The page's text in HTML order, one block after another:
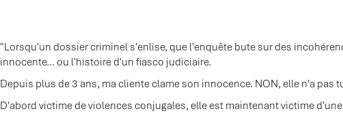
"Lorsqu'un dossier criminel s'enlise, que l'enquête bute sur des
innocente... ou l'histoire d'un fiasco judiciaire.
Depuis plus de 3 ans, ma cliente clame son innocence. NON, elle n'a pas
D'abord victime de violences conjugales, elle est maintenant victime